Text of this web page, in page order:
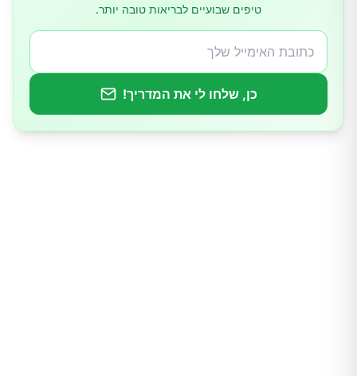
טיפים שבועיים לבריאות טובה יותר.
כן, שלחו לי את המדריך!